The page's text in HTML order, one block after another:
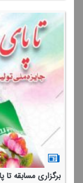
برگزاری مسابقه